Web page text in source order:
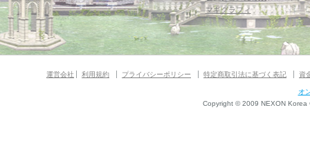
マギグラフィ
運営会社 利用規約 プライバシーポリシー 特定商取引法に基づく表記 資
オ
Copyright © 2009 NEXON Korea